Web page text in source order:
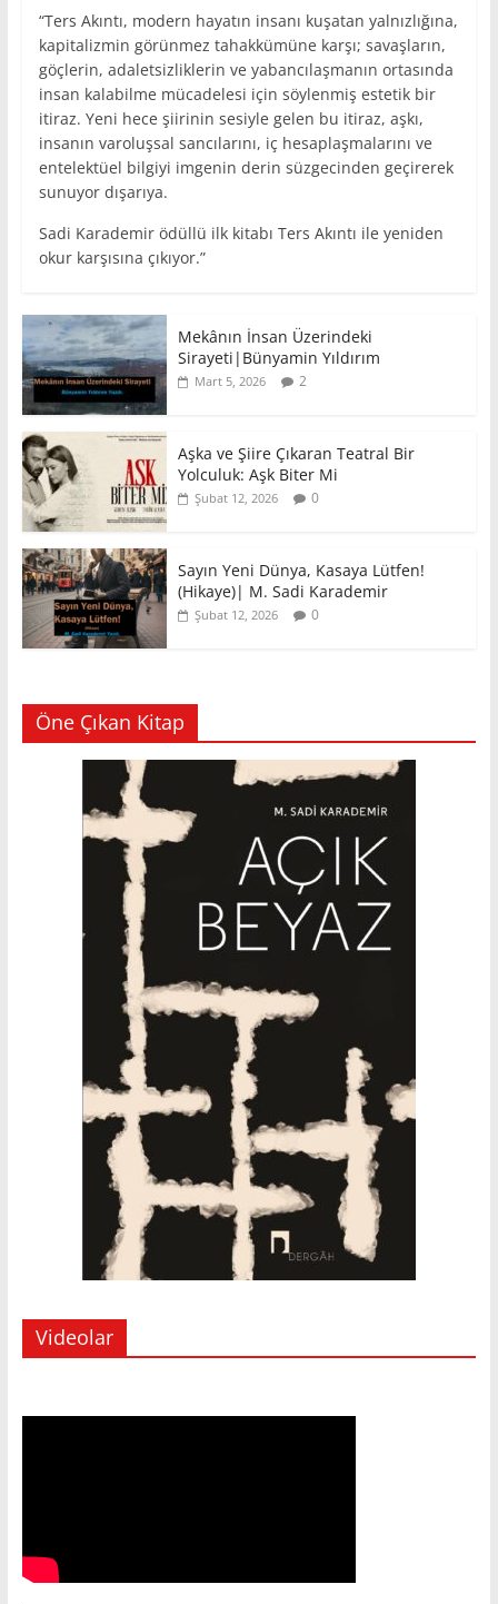
“Ters Akıntı, modern hayatın insanı kuşatan yalnızlığına,
kapitalizmin görünmez tahakkümüne karşı; savaşların,
göçlerin, adaletsizliklerin ve yabancılaşmanın ortasında
insan kalabilme mücadelesi için söylenmiş estetik bir
itiraz. Yeni hece şiirinin sesiyle gelen bu itiraz, aşkı,
insanın varoluşsal sancılarını, iç hesaplaşmalarını ve
entelektüel bilgiyi imgenin derin süzgecinden geçirerek
sunuyor dışarıya.
Sadi Karademir ödüllü ilk kitabı Ters Akıntı ile yeniden
okur karşısına çıkıyor.”
Mekânın İnsan Üzerindeki
Sirayeti|Bünyamin Yıldırım
Mart 5, 2026 2
Aşka ve Şiire Çıkaran Teatral Bir
Yolculuk: Aşk Biter Mi
Şubat 12, 2026 0
Sayın Yeni Dünya, Kasaya Lütfen!
(Hikaye)| M. Sadi Karademir
Şubat 12, 2026 0
Öne Çıkan Kitap
Videolar